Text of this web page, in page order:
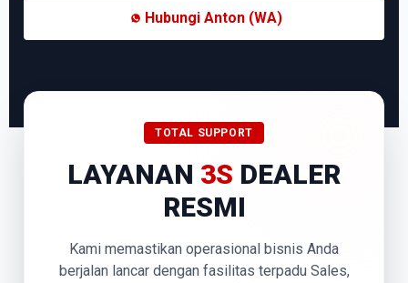
Hubungi Anton (WA)
TOTAL SUPPORT
LAYANAN 3S DEALER
RESMI
Kami memastikan operasional bisnis Anda
berjalan lancar dengan fasilitas terpadu Sales,